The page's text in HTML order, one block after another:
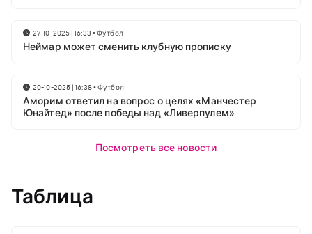
27-10-2025 | 16:33 •Футбол
Неймар может сменить клубную прописку
20-10-2025 | 16:38•Футбол
Аморим ответил на вопрос о целях «Манчестер
Юнайтед» после победы над «Ливерпулем»
Посмотреть все новости
Таблица